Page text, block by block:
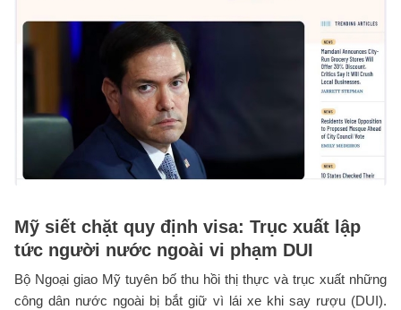
Mỹ siết chặt quy định visa: Trục xuất lập
tức người nước ngoài vi phạm DUI
Bộ Ngoại giao Mỹ tuyên bố thu hồi thị thực và trục xuất những
công dân nước ngoài bị bắt giữ vì lái xe khi say rượu (DUI).